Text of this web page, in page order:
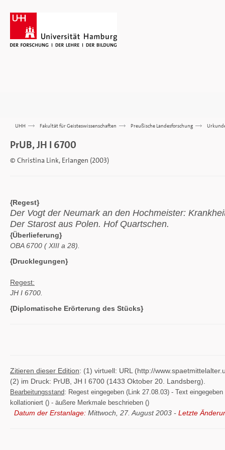
UHH >>> Fakultät für Geisteswissenschaften >>> Preußische Landesforschung >>>
PrUB, JH I 6700
© Christina Link, Erlangen (2003)
{Regest}
Der Vogt der Neumark an den Hochmeister:
Der Starost aus Polen. Hof Quartschen.
{Überlieferung}
OBA 6700 ( XIII a 28).
{Drucklegungen}
Regest:
JH I 6700.
{Diplomatische Erörterung des Stücks}
Zitieren dieser Edition: (1) virtuell: URL (http://
(2) im Druck: PrUB, JH I 6700 (1433 Oktober 20. Landsberg).
Bearbeitungsstand: Regest eingegeben (Link 27.08.03) - Text
kollationiert () - äußere Merkmale beschrieben ()
Datum der Erstanlage: Mittwoch, 27. August 2003 - Letzte